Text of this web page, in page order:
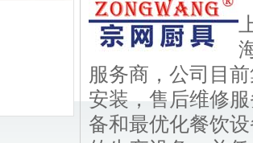
服务商，公司目
安装，售后维修
备和最优化餐饮